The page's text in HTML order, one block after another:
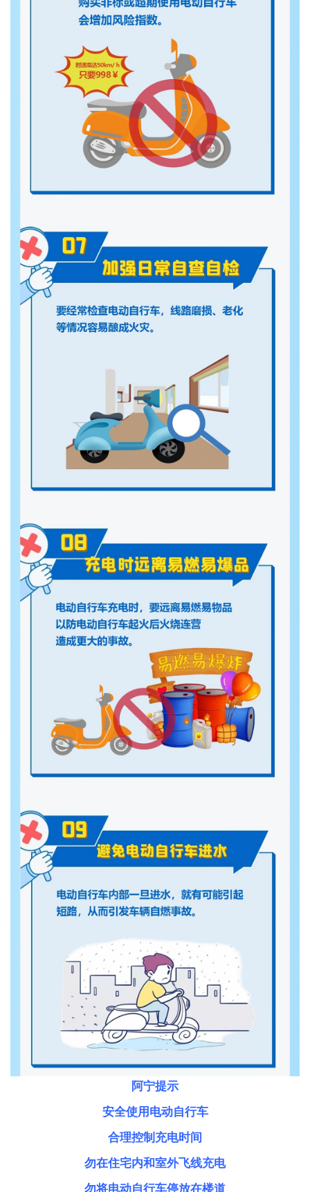
阿宁提示
安全使用电动自行车
合理控制充电时间
勿在住宅内和室外飞线充电
勿将电动自行车停放在楼道